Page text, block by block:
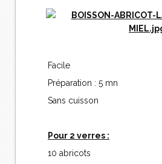
Facile
Préparation : 5 mn
Sans cuisson
Pour 2 verres :
10 abricots